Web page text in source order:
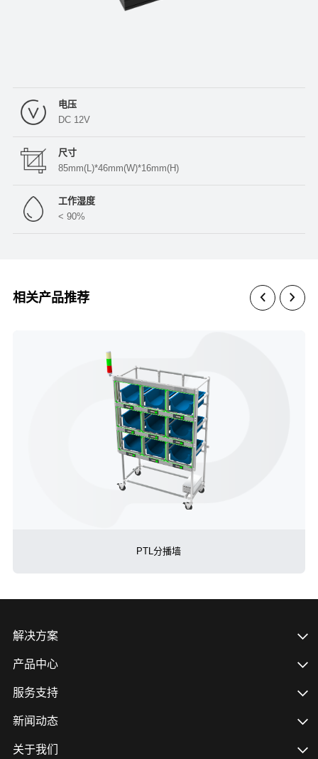
电压
DC 12V
尺寸
85mm(L)*46mm(W)*16mm(H)
工作湿度
< 90%
相关产品推荐
PTL分播墙
解决方案
产品中心
服务支持
新闻动态
关于我们